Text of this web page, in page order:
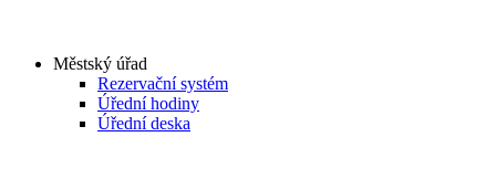
Městský úřad
Rezervační systém
Úřední hodiny
Úřední deska